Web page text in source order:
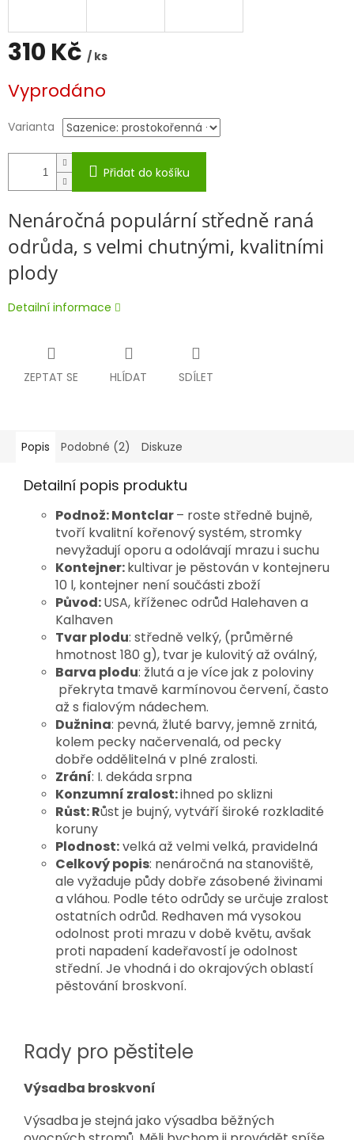
310 Kč / ks
cena:
Vyprodáno
Varianta
Přidat do košíku
Nenáročná populární středně raná
odrůda, s velmi chutnými, kvalitními
plody
Detailní informace
ZEPTAT SE HLÍDAT SDÍLET
Popis Podobné (2) Diskuze
Detailní popis produktu
Podnož: Montclar– roste středně bujně,
tvoří kvalitní kořenový systém, stromky
nevyžadují oporu a odolávají mrazu i suchu
Kontejner:kultivar je pěstován v kontejneru
10 l, kontejner není součásti zboží
Původ:USA, kříženec odrůd Halehaven a
Kalhaven
Tvar plodu: středně velký, (průměrné
hmotnost 180 g), tvar je kulovitý až oválný,
Barva plodu: žlutá a je více jak z poloviny
překryta tmavě karmínovou červení, často
až s fialovým nádechem.
Dužnina: pevná, žluté barvy, jemně zrnitá,
kolem pecky načervenalá, od pecky
dobře oddělitelná v plné zralosti.
Zrání: I. dekáda srpna
Konzumní zralost:ihned po sklizni
Růst: Růst je bujný, vytváří široké rozkladité
koruny
Plodnost:velká až velmi velká, pravidelná
Celkový popis: nenáročná na stanoviště,
ale vyžaduje půdy dobře zásobené živinami
a vláhou. Podle této odrůdy se určuje zralost
ostatních odrůd. Redhaven má vysokou
odolnost proti mrazu v době květu, avšak
proti napadení kadeřavostí je odolnost
střední. Je vhodná i do okrajových oblastí
pěstování broskvoní.
Rady pro pěstitele
Výsadba broskvoní
Výsadba je stejná jako výsadba běžných